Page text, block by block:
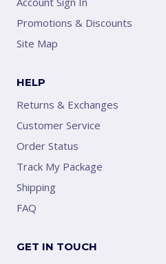
Promotions & Discounts
Site Map
HELP
Returns & Exchanges
Customer Service
Order Status
Track My Package
Shipping
FAQ
GET IN TOUCH